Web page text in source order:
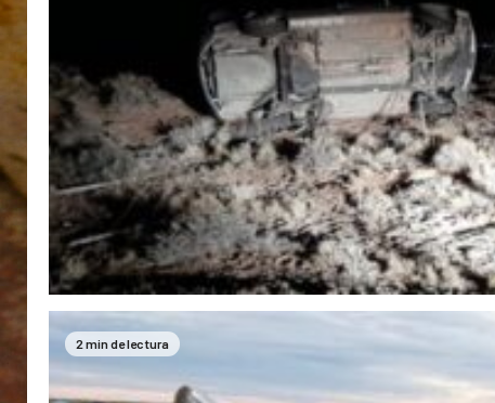
2 min de lectura